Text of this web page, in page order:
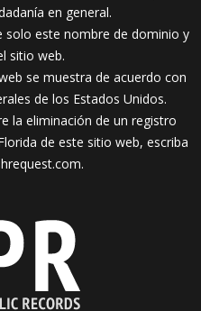
en general.
solo este nombre de dominio y
sitio web.
se muestra de acuerdo con
de los Estados Unidos.
la eliminación de un registro
de este sitio web, escriba
.